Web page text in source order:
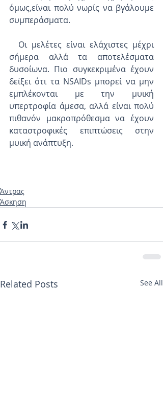
όμως,είναι πολύ νωρίς να βγάλουμε
συμπεράσματα.
σήμερα αλλά τα αποτελέσματα
δυσοίωνα. Πιο συγκεκριμένα έχουν
δείξει ότι τα NSAIDs μπορεί να μην
εμπλέκονται με την μυική
υπερτροφία άμεσα, αλλά είναι πολύ
πιθανόν μακροπρόθεσμα να έχουν
καταστροφικές επιπτώσεις στην
μυική ανάπτυξη.
Άντρας
Άσκηση
Related Posts See All